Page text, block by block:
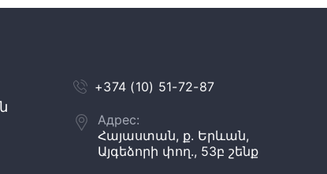
+374 (10) 51-72-87
Адрес:
Հայաստան, ք. Երևան,
Այգեձորի փող., 53բ շենք